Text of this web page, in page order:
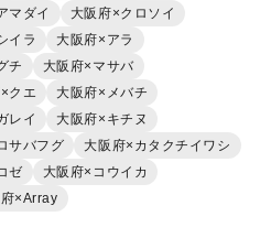
マダイ
大阪府×クロソイ
イラ
大阪府×アラ
チ
大阪府×マサバ
クエ
大阪府×メバチ
レイ
大阪府×キチヌ
サバフグ
大阪府×カタクチイワシ
ゼ
大阪府×コウイカ
×Array